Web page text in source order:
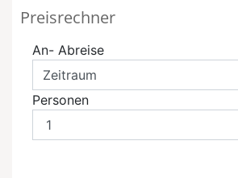
Preisrechner
An- Abreise
Personen